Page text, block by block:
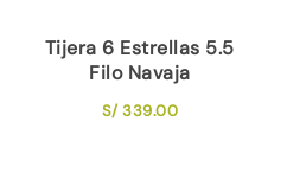
Tijera 6 Estrellas 5.5
Filo Navaja
S/339.00